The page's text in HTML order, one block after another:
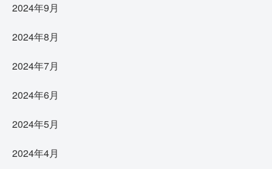
2024年9月
2024年8月
2024年7月
2024年6月
2024年5月
2024年4月